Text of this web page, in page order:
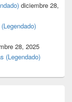
diciembre 28,
28, 2025
(Legendado)